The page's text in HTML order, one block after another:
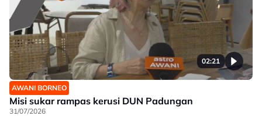
02:21
AWANI BORNEO
Misi sukar rampas kerusi DUN Padungan
31/07/2026